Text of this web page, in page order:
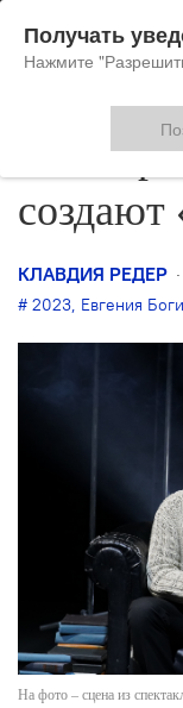
В
КЛАВДИЯ РЕДЕР
2023, Евгения
На фото – сцена из
Получать
Нажмите